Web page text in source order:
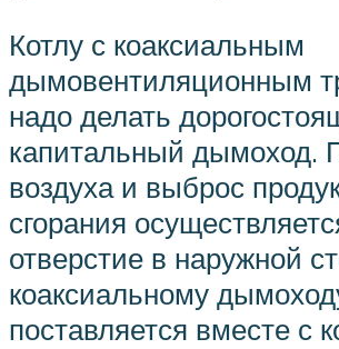
Котлу с коаксиальным
дымовентиляционным
надо делать
капитальный дымоход.
воздуха и выброс
сгорания
отверстие в наружной
коакси­альному
поставляется вместе с